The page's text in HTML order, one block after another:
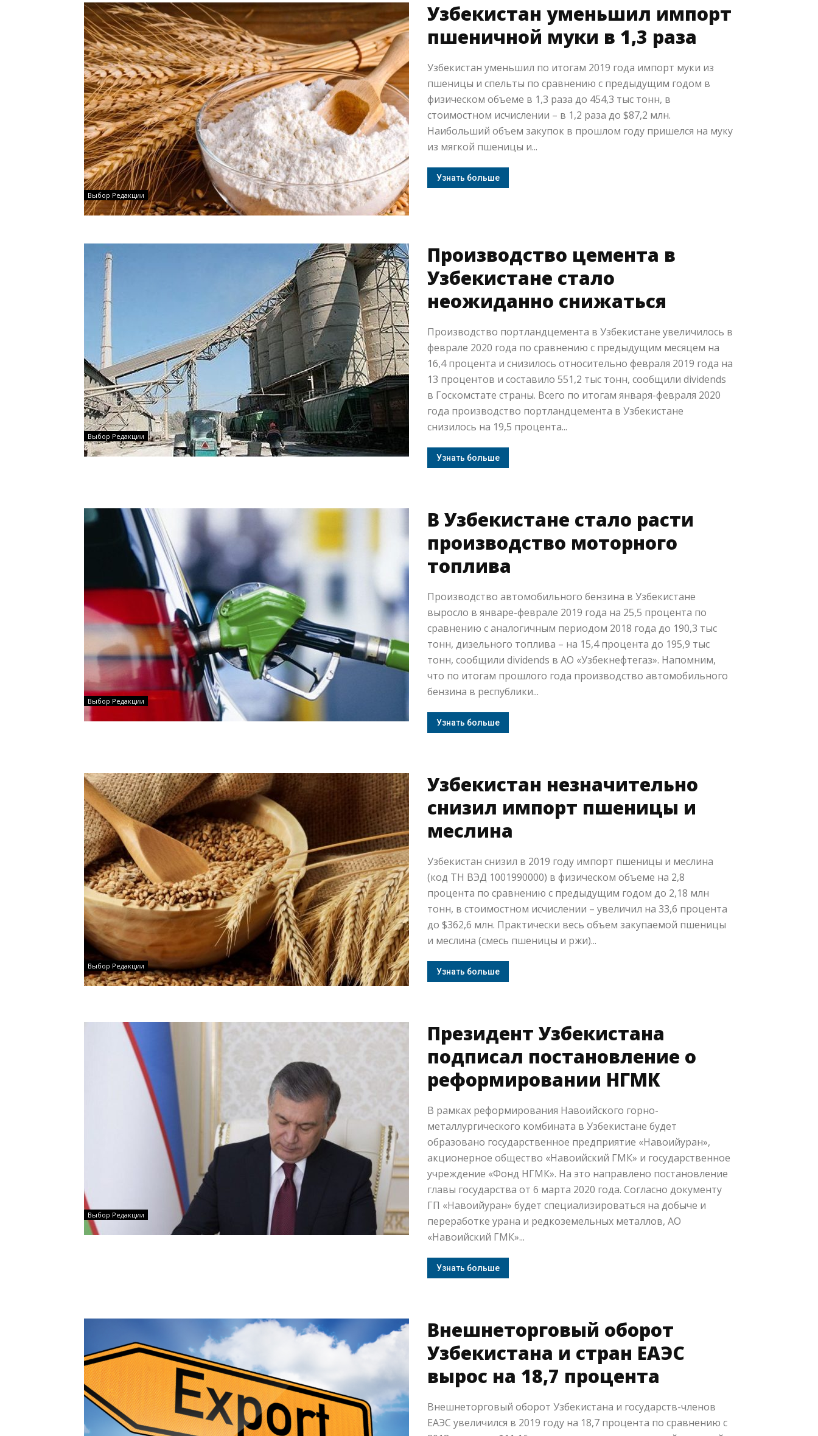
Выбор Редакции
Узбекистан уменьшил импорт
пшеничной муки в 1,3 раза
Узбекистан уменьшил по итогам 2019 года импорт муки из
пшеницы и спельты по сравнению с предыдущим годом в
физическом объеме в 1,3 раза до 454,3 тыс тонн, в
стоимостном исчислении – в 1,2 раза до $87,2 млн.
Наибольший объем закупок в прошлом году пришелся на муку
из мягкой пшеницы и...
Узнать больше
Выбор Редакции
Производство цемента в
Узбекистане стало
неожиданно снижаться
Производство портландцемента в Узбекистане увеличилось в
феврале 2020 года по сравнению с предыдущим месяцем на
16,4 процента и снизилось относительно февраля 2019 года на
13 процентов и составило 551,2 тыс тонн, сообщили dividends
в Госкомстате страны. Всего по итогам января-февраля 2020
года производство портландцемента в Узбекистане
снизилось на 19,5 процента...
Узнать больше
Выбор Редакции
В Узбекистане стало расти
производство моторного
топлива
Производство автомобильного бензина в Узбекистане
выросло в январе-феврале 2019 года на 25,5 процента по
сравнению с аналогичным периодом 2018 года до 190,3 тыс
тонн, дизельного топлива – на 15,4 процента до 195,9 тыс
тонн, сообщили dividends в АО «Узбекнефтегаз». Напомним,
что по итогам прошлого года производство автомобильного
бензина в республики...
Узнать больше
Выбор Редакции
Узбекистан незначительно
снизил импорт пшеницы и
меслина
Узбекистан снизил в 2019 году импорт пшеницы и меслина
(код ТН ВЭД 1001990000) в физическом объеме на 2,8
процента по сравнению с предыдущим годом до 2,18 млн
тонн, в стоимостном исчислении – увеличил на 33,6 процента
до $362,6 млн. Практически весь объем закупаемой пшеницы
и меслина (смесь пшеницы и ржи)...
Узнать больше
Выбор Редакции
Президент Узбекистана
подписал постановление о
реформировании НГМК
В рамках реформирования Навоийского горно-
металлургического комбината в Узбекистане будет
образовано государственное предприятие «Навоийуран»,
акционерное общество «Навоийский ГМК» и государственное
учреждение «Фонд НГМК». На это направлено постановление
главы государства от 6 марта 2020 года. Согласно документу
ГП «Навоийуран» будет специализироваться на добыче и
переработке урана и редкоземельных металлов, АО
«Навоийский ГМК»...
Узнать больше
Внешнеторговый оборот
Узбекистана и стран ЕАЭС
вырос на 18,7 процента
Внешнеторговый оборот Узбекистана и государств-членов
ЕАЭС увеличился в 2019 году на 18,7 процента по сравнению с